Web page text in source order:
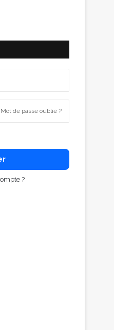
Mot de passe oublié ?
?